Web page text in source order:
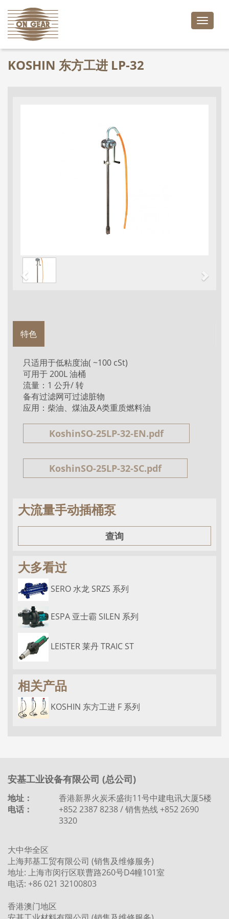
Toggle
KOSHIN 东方工进 LP-32
特色
只适用于低粘度油( ~100 cSt)
可用于 200L 油桶
流量：1 公升/ 转
备有过滤网可过滤脏物
应用：柴油、煤油及A类重质燃料油
KoshinSO-25LP-32-EN.pdf
KoshinSO-25LP-32-SC.pdf
大流量手动插桶泵
查询
大多看过
SERO 水龙 SRZS 系列
ESPA 亚士霸 SILEN 系列
LEISTER 莱丹 TRAIC ST
相关产品
KOSHIN 东方工进 F 系列
安基工业设备有限公司 (总公司)
地址：
香港新界火炭禾盛街11号中建电讯大厦5楼
电话：
+852 2387 8238 / 销售热线 +852 2690
3320
大中华全区
上海邦基工贸有限公司 (销售及维修服务)
地址: 上海市闵行区联曹路260号D4幢101室
电话: +86 021 32100803
香港澳门地区